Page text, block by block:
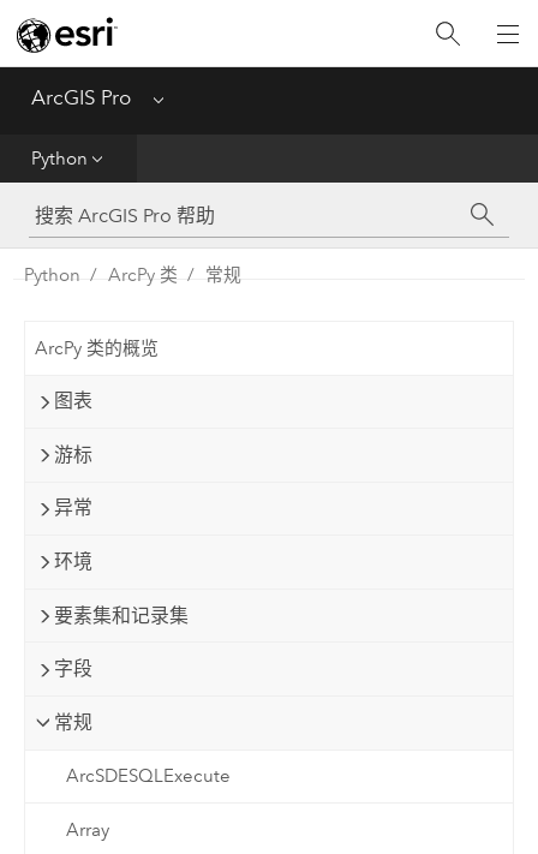
ArcGIS Pro Menu
Python
工具参考
Python
Python ArcPy 类 常规
ArcPy 类的概览
图表
游标
异常
环境
要素集和记录集
字段
常规
ArcSDESQLExecute
Array